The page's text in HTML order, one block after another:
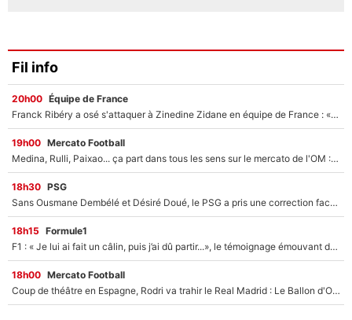
Fil info
20h00 Équipe de France
Franck Ribéry a osé s'attaquer à Zinedine Zidane en équipe de France : «Je n'aurais jamais fait ça»
19h00 Mercato Football
Medina, Rulli, Paixao... ça part dans tous les sens sur le mercato de l'OM : Frank McCourt va enfin récupérer l'argent qu'il attend ?
18h30 PSG
Sans Ousmane Dembélé et Désiré Doué, le PSG a pris une correction face à Majorque : Luis Enrique attend avec impatience des renforts !
18h15 Formule1
F1 : « Je lui ai fait un câlin, puis j’ai dû partir...», le témoignage émouvant de Max Verstappen sur sa fille
18h00 Mercato Football
Coup de théâtre en Espagne, Rodri va trahir le Real Madrid : Le Ballon d'Or a choisi de signer au FC Barcelone !